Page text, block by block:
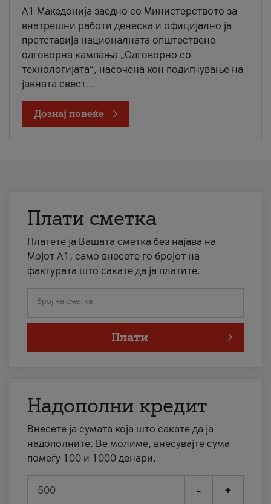
A1 Македонија заедно со Министерството за
внатрешни работи денеска и официјално ја
претставија националната општествено
одговорна кампања „Одговорно со
технологијата“, насочена кон подигнување на
јавната свест...
Дознај повеќе
Плати сметка
Платете ја Вашата сметка без најава на
Мојот А1, само внесете го бројот на
фактурата што сакате да ја платите.
Број на сметка
Плати
Надополни кредит
Внесете ја сумата која што сакате да ја
надополните. Ве молиме, внесувајте сума
помеѓу 100 и 1000 денари.
- +